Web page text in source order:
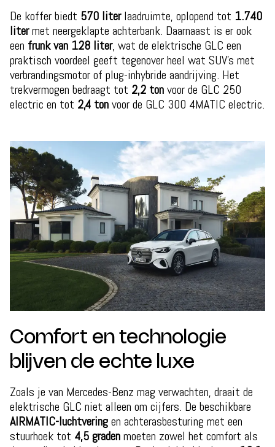
De koffer biedt 570 literlaadruimte, oplopend tot 1.740
litermet neergeklapte achterbank. Daarnaast is er ook
een frunk van 128 liter, wat de elektrische GLC een
praktisch voordeel geeft tegenover heel wat SUV’s met
verbrandingsmotor of plug-inhybride aandrijving. Het
trekvermogen bedraagt tot 2,2 tonvoor de GLC 250
electric en tot 2,4 tonvoor de GLC 300 4MATIC electric.
Comfort en technologie
blijven de echte luxe
Zoals je van Mercedes-Benz mag verwachten, draait de
elektrische GLC niet alleen om cijfers. De beschikbare
AIRMATIC-luchtveringen achterasbesturing met een
stuurhoek tot 4,5 gradenmoeten zowel het comfort als